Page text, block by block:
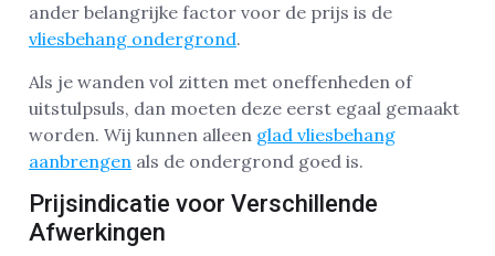
ander belangrijke factor voor de prijs is de
vliesbehang ondergrond.
Als je wanden vol zitten met oneffenheden of
uitstulpsuls, dan moeten deze eerst egaal gemaakt
worden. Wij kunnen alleen glad vliesbehang
aanbrengen als de ondergrond goed is.
Prijsindicatie voor Verschillende
Afwerkingen